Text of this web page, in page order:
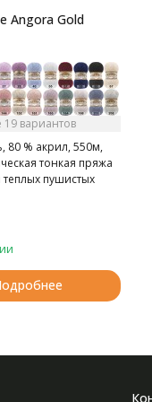
Angora Gold
19 вариантов
80 % акрил, 550м,
тонкая пряжа
теплых пушистых